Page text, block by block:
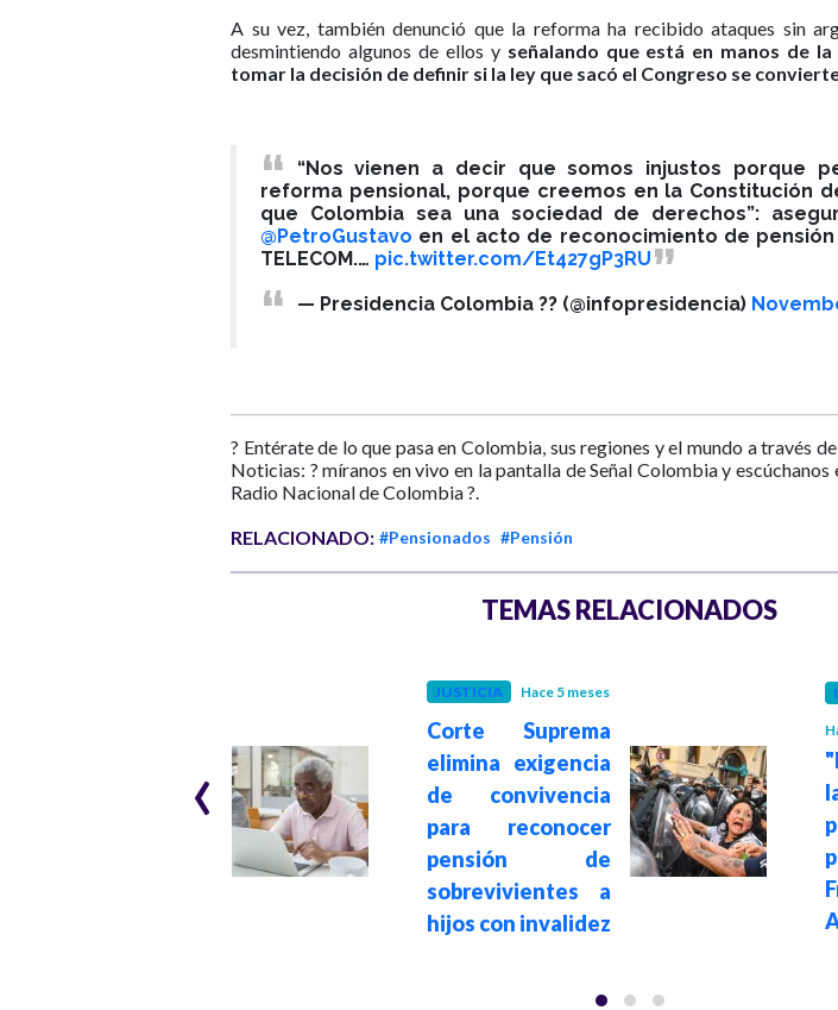
A su vez, también denunció que la reforma ha recibido ataques sin
desmintiendo algunos de ellos yseñalando que está en manos de
tomar la decisión de definir si la ley que sacó el Congreso se
“Nos vienen a decir que somos injustos porque
reforma pensional, porque creemos en la Constitución
que Colombia sea una sociedad de derechos”:
@PetroGustavo en el acto de reconocimiento de
TELECOM.… pic.twitter.com/Et427gP3RU
— Presidencia Colombia ?? (@infopresidencia)
? Entérate de lo que pasa en Colombia, sus regiones y el mundo a través
Noticias: ? míranos en vivo en la pantalla de Señal Colombia y escúchanos
Radio Nacional de Colombia ?.
RELACIONADO: #Pensionados #Pensión
TEMAS RELACIONADOS
militares: ¿cómo
JUSTICIA Hace 5 meses
Corte Suprema
elimina exigencia
de convivencia
para reconocer
pensión de
sobrevivientes a
hijos con invalidez
‹